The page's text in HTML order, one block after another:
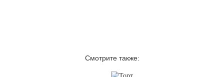
Смотрите также: